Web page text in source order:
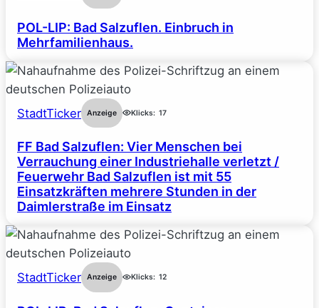
POL-LIP: Bad Salzuflen. Einbruch in
Mehrfamilienhaus.
StadtTicker Anzeige Klicks: 17
FF Bad Salzuflen: Vier Menschen bei
Verrauchung einer Industriehalle verletzt /
Feuerwehr Bad Salzuflen ist mit 55
Einsatzkräften mehrere Stunden in der
Daimlerstraße im Einsatz
StadtTicker Anzeige Klicks: 12